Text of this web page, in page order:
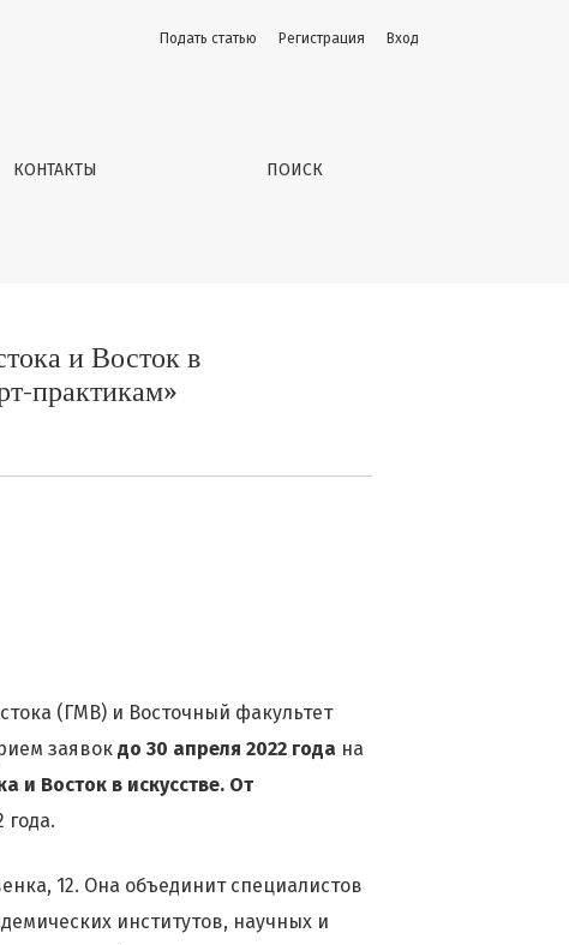
форм к современным арт-практикам»
КОНТАКТЫ ПОИСК
Подать статью Регистрация Вход
и Восток в
практикам»
(ГМВ) и Восточный факультет
заявок до 30 апреля 2022 года на
и Восток в искусстве. От
года.
12. Она объединит специалистов
институтов, научных и